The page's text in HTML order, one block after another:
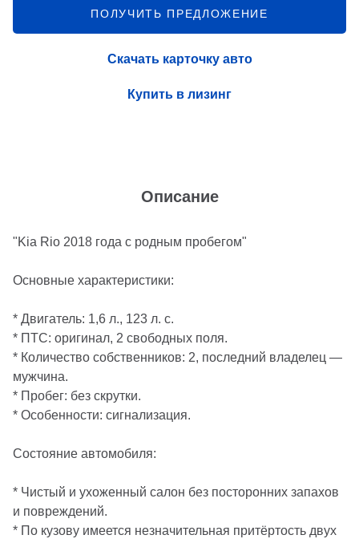
Описание
"Kia Rio 2018 года с родным пробегом"
Основные характеристики:
* Двигатель: 1,6 л., 123 л. с.
* ПТС: оригинал, 2 свободных поля.
* Количество собственников: 2, последний владелец —
мужчина.
* Пробег: без скрутки.
* Особенности: сигнализация.
Состояние автомобиля:
* Чистый и ухоженный салон без посторонних запахов
и повреждений.
* По кузову имеется незначительная притёртость двух
ПОЛУЧИТЬ ПРЕДЛОЖЕНИЕ
Скачать карточку авто
Купить в лизинг